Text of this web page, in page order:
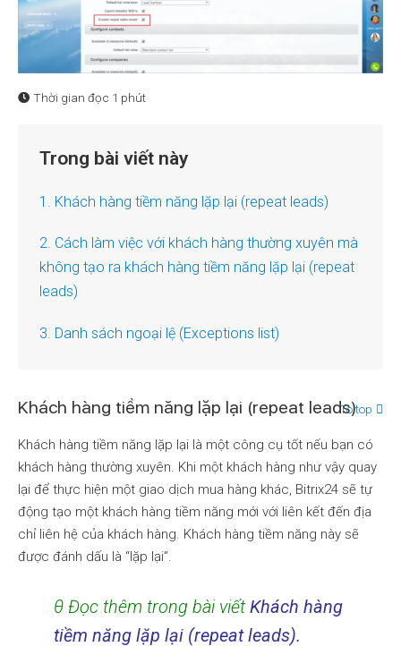
Thời gian đọc 1 phút
Trong bài viết này
1. Khách hàng tiềm năng lặp lại (repeat leads)
2. Cách làm việc với khách hàng thường xuyên mà
không tạo ra khách hàng tiềm năng lặp lại (repeat
leads)
3. Danh sách ngoại lệ (Exceptions list)
Khách hàng tiềm năng lặp lại (repeat leads)To top
Khách hàng tiềm năng lặp lại là một công cụ tốt nếu bạn có
khách hàng thường xuyên. Khi một khách hàng như vậy quay
lại để thực hiện một giao dịch mua hàng khác, Bitrix24 sẽ tự
động tạo một khách hàng tiềm năng mới với liên kết đến địa
chỉ liên hệ của khách hàng. Khách hàng tiềm năng này sẽ
được đánh dấu là “lặp lại”.
θ Đọc thêm trong bài viết Khách hàng
tiềm năng lặp lại (repeat leads).